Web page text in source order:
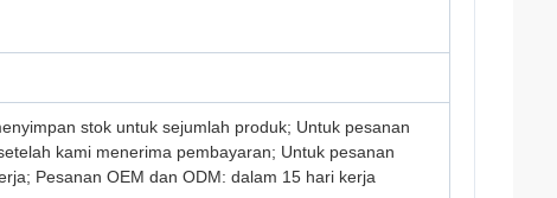
stok untuk sejumlah produk; Untuk pesanan
kami menerima pembayaran; Untuk pesanan
Pesanan OEM dan ODM: dalam 15 hari kerja